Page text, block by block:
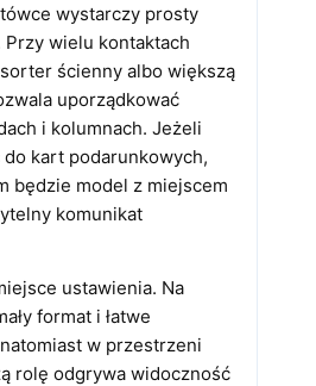
wystarczy prosty
Przy wielu kontaktach
ścienny albo większą
uporządkować
i kolumnach. Jeżeli
do kart podarunkowych,
będzie model z miejscem
komunikat
ustawienia. Na
format i łatwe
w przestrzeni
rolę odgrywa widoczność